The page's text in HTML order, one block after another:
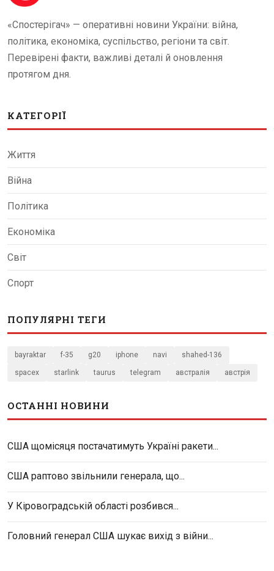
«Спостерігач» — оперативні новини України: війна,
політика, економіка, суспільство, регіони та світ.
Перевірені факти, важливі деталі й оновлення
протягом дня.
КАТЕГОРІЇ
Життя
Війна
Політика
Економіка
Світ
Спорт
ПОПУЛЯРНІ ТЕГИ
bayraktar f-35 g20 iphone navi shahed-136
spacex starlink taurus telegram австралія австрія
ОСТАННІ НОВИНИ
США щомісяця постачатимуть Україні ракети...
США раптово звільнили генерала, що...
У Кіровоградській області розбився...
Головний генерал США шукає вихід з війни...